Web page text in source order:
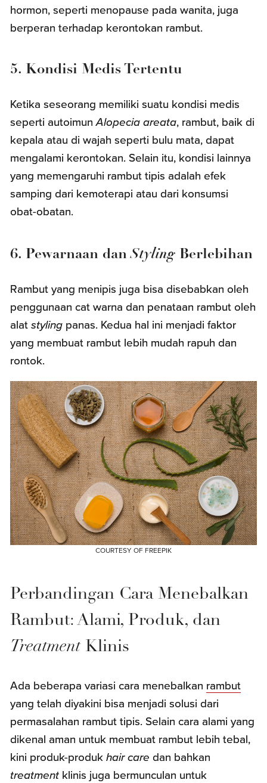
hormon, seperti menopause pada wanita, juga
berperan terhadap kerontokan rambut.
5. Kondisi Medis Tertentu
Ketika seseorang memiliki suatu kondisi medis
seperti autoimunAlopecia areata, rambut, baik di
kepala atau di wajah seperti bulu mata, dapat
mengalami kerontokan. Selain itu, kondisi lainnya
yang memengaruhi rambut tipis adalah efek
samping dari kemoterapi atau dari konsumsi
obat-obatan.
6. Pewarnaan dan Styling Berlebihan
Rambut yang menipis juga bisa disebabkan oleh
penggunaan cat warna dan penataan rambut oleh
alatstyling panas. Kedua hal ini menjadi faktor
yang membuat rambut lebih mudah rapuh dan
rontok.
COURTESY OF FREEPIK
Perbandingan Cara Menebalkan
Rambut: Alami, Produk, dan
TreatmentKlinis
Ada beberapa variasi cara menebalkan rambut
yang telah diyakini bisa menjadi solusi dari
permasalahan rambut tipis. Selain cara alami yang
dikenal aman untuk membuat rambut lebih tebal,
kini produk-produkhair care dan bahkan
treatment klinis juga bermunculan untuk